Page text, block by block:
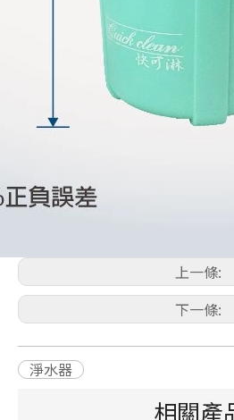
上一條:
下一條:
淨水器
相關產